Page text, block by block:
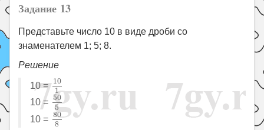
Задание 13
Представьте число 10 в виде дроби со
знаменателем 1; 5; 8.
Решение
10 = 10
1
10
10 = 50
5
505
10 = 80
8
808